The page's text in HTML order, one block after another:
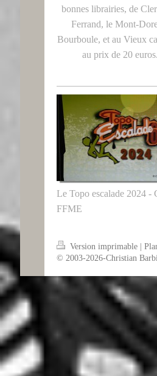
bonnes librairies, de
Ferrand, le Mont-
Bourboule, et au Vieux
au prix de 20 euros.
Le Topo escalade 2024 -
FFME
Version imprimable
© 2003-2026-Christian